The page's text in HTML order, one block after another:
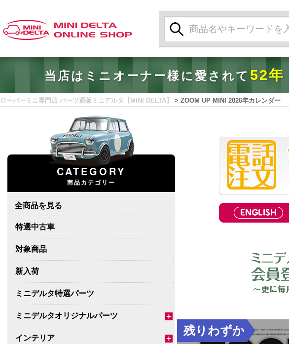
索:
当店はミニオーナー様に愛されて52年
ローバーミニ専門店 パーツ通販ミニデルタ【MINI DELTA】 > ZOOM UP MINI 2026年カレンダー
CATEGORY
商品カテゴリー
全商品を見る
特選中古車
対象商品
新入荷
ミニデルタ特選パーツ
＋
ミニデルタオリジナルパーツ
＋
インテリア
残りわずか